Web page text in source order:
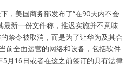
，美国商务部发布了“在90天内不会
最新一份文件称，推迟实施并不意味
禁令被取消，而是为了让华为及其合
前全面运营的网络和设备，包括软件
月16日或者在这之前签订的具有法律